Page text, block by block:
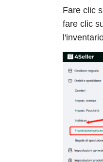
Fare clic
fare clic